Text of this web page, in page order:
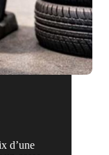
d’une